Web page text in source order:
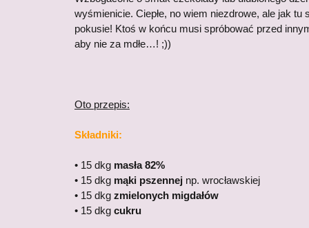
wyśmienicie. Ciepłe, no wiem niezdrowe, ale jak tu
pokusie! Ktoś w końcu musi spróbować przed
aby nie za mdłe…! ;))
Oto przepis:
Składniki:
• 15 dkg masła 82%
• 15 dkg mąki pszennej np. wrocławskiej
• 15 dkg zmielonych migdałów
• 15 dkg cukru